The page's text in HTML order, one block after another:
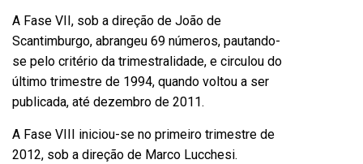
A Fase VII, sob a direção de João de
Scantimburgo, abrangeu 69 números, pautando-
se pelo critério da trimestralidade, e circulou do
último trimestre de 1994, quando voltou a ser
publicada, até dezembro de 2011.
A Fase VIII iniciou-se no primeiro trimestre de
2012, sob a direção de Marco Lucchesi.